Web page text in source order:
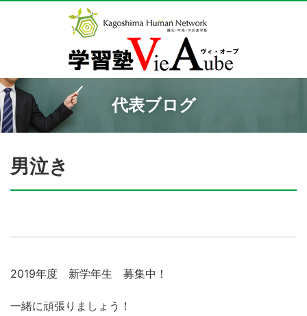
代表ブログ
男泣き
2019年度 新学年生 募集中！
一緒に頑張りましょう！